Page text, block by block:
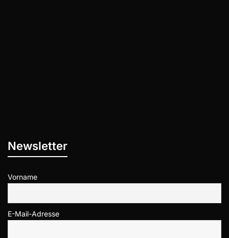
Newsletter
Vorname
E-Mail-Adresse